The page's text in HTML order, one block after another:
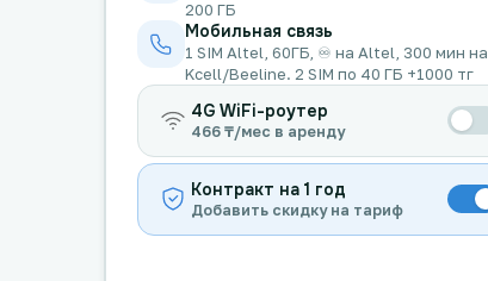
200 ГБ
Мобильная связь
1 SIM Altel, 60ГБ, ♾️ на Altel, 300 мин на
Kcell/Beeline. 2 SIM по 40 ГБ +1000 тг
4G WiFi-роутер
466 ₸/мес в аренду
Контракт на 1 год
Добавить скидку на тариф